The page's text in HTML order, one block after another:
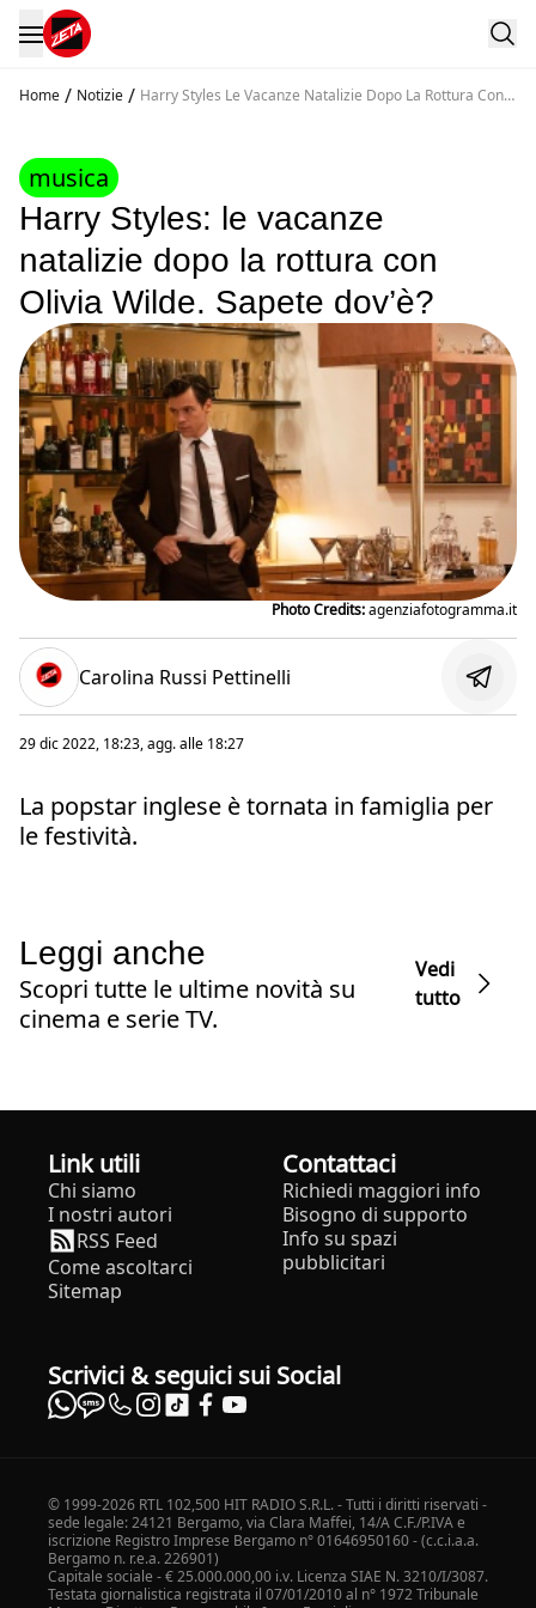
Home / Notizie / Harry Styles Le Vacanze Natalizie Dopo La Rottura Con
musica
Harry Styles: le vacanze
natalizie dopo la rottura con
Olivia Wilde. Sapete dov’è?
Photo Credits:agenziafotogramma.it
Carolina Russi Pettinelli
29 dic 2022, 18:23, agg. alle 18:27
La popstar inglese è tornata in famiglia per
le festività.
Leggi anche
Scopri tutte le ultime novità su
cinema e serie TV.
Vedi
tutto
Link utili
Chi siamo
I nostri autori
RSS Feed
Come ascoltarci
Sitemap
Contattaci
Richiedi maggiori info
Bisogno di supporto
Info su spazi
pubblicitari
Scrivici & seguici sui Social
© 1999-2026 RTL 102,500 HIT RADIO S.R.L. - Tutti i diritti riservati -
sede legale: 24121 Bergamo, via Clara Maffei, 14/A C.F./P.IVA e
iscrizione Registro Imprese Bergamo n° 01646950160 - (c.c.i.a.a.
Bergamo n. r.e.a. 226901)
Capitale sociale - € 25.000.000,00 i.v. Licenza SIAE N. 3210/I/3087.
Testata giornalistica registrata il 07/01/2010 al n° 1972 Tribunale